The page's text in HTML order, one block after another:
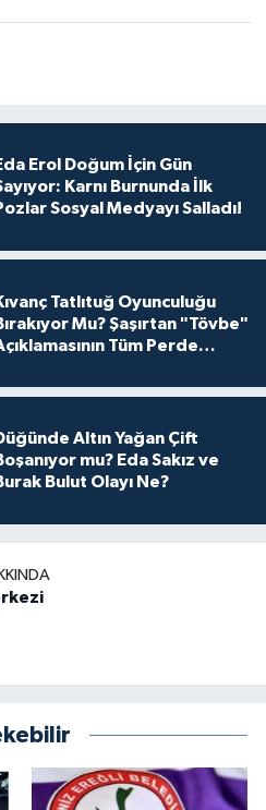
Erol Doğum İçin Gün
Karnı Burnunda İlk
Sosyal Medyayı Salladı!
Tatlıtuğ Oyunculuğu
Mu? Şaşırtan "Tövbe"
Tüm Perde
Altın Yağan Çift
mu? Eda Sakız ve
Bulut Olayı Ne?